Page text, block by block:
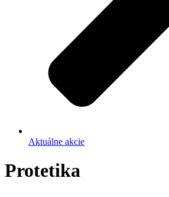
Aktuálne akcie
Protetika